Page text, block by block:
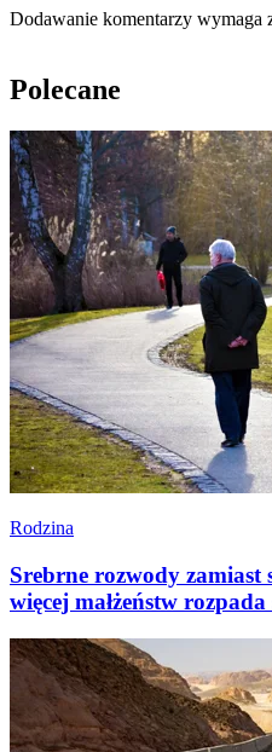
Dodawanie komentarzy wymaga
Polecane
Rodzina
Srebrne rozwody zamiast
więcej małżeństw